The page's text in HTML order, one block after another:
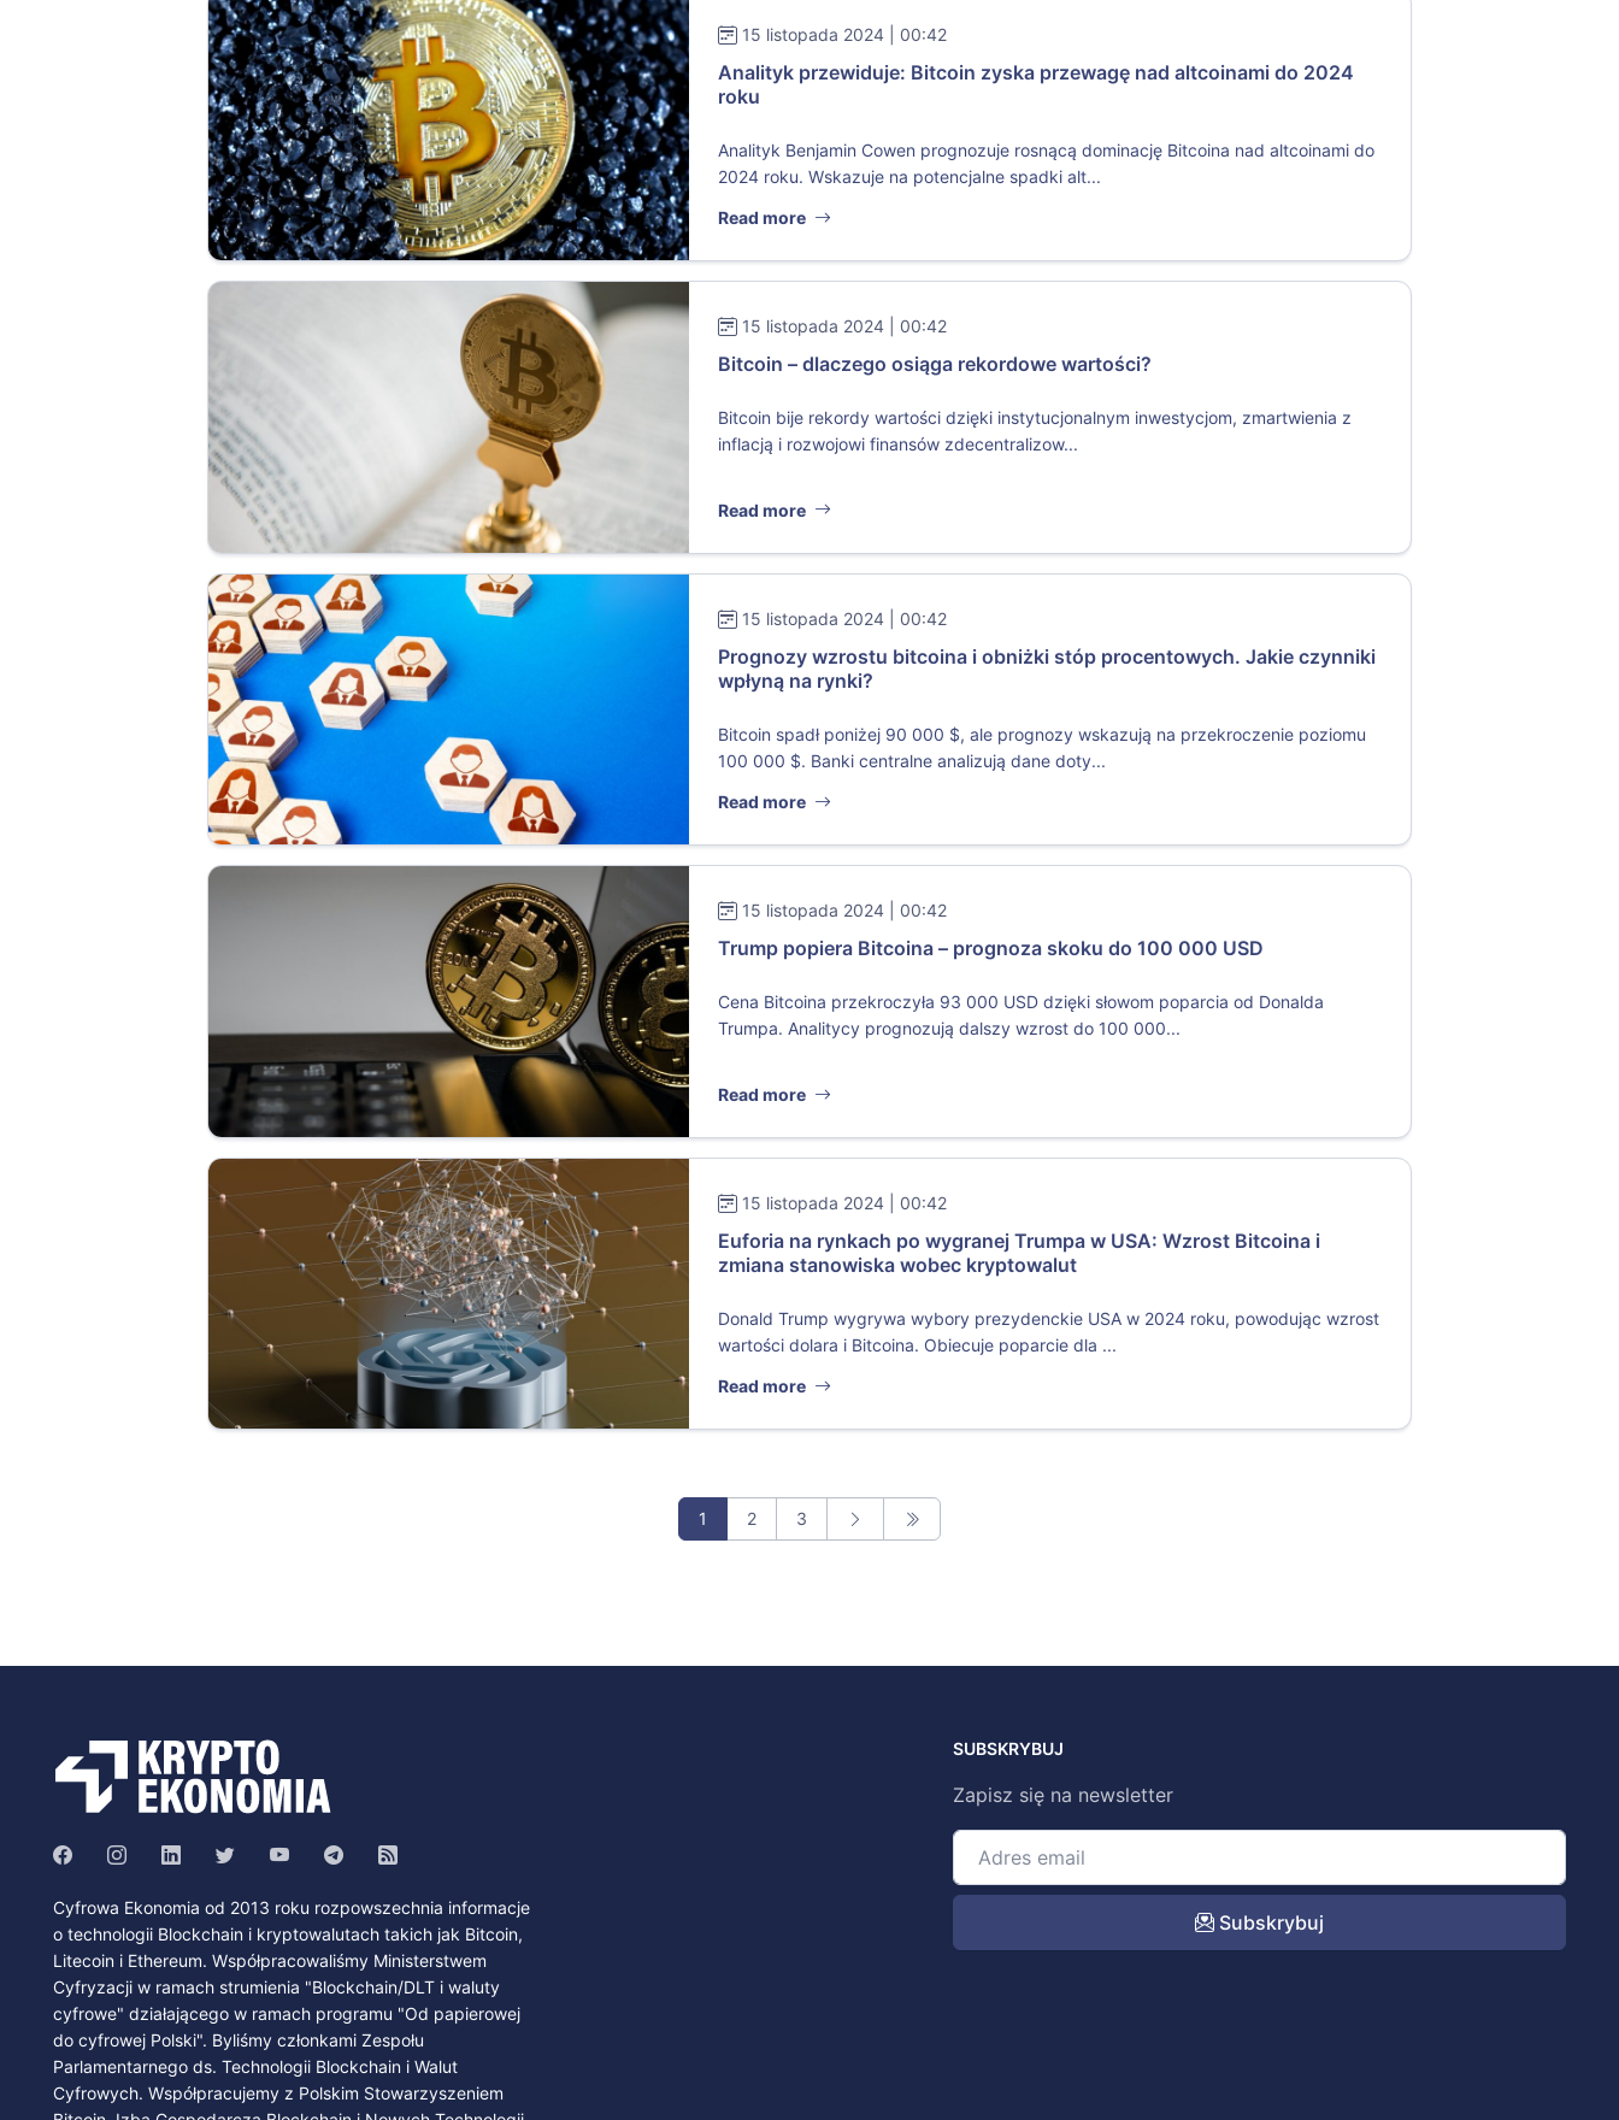
15 listopada 2024 | 00:42
Analityk przewiduje: Bitcoin zyska przewagę nad altcoinami do 2024
roku
Analityk Benjamin Cowen prognozuje rosnącą dominację Bitcoina nad altcoinami do
2024 roku. Wskazuje na potencjalne spadki alt...
Read more
15 listopada 2024 | 00:42
Bitcoin – dlaczego osiąga rekordowe wartości?
Bitcoin bije rekordy wartości dzięki instytucjonalnym inwestycjom, zmartwienia z
inflacją i rozwojowi finansów zdecentralizow...
Read more
15 listopada 2024 | 00:42
Prognozy wzrostu bitcoina i obniżki stóp procentowych. Jakie czynniki
wpłyną na rynki?
Bitcoin spadł poniżej 90 000 $, ale prognozy wskazują na przekroczenie poziomu
100 000 $. Banki centralne analizują dane doty...
Read more
15 listopada 2024 | 00:42
Trump popiera Bitcoina – prognoza skoku do 100 000 USD
Cena Bitcoina przekroczyła 93 000 USD dzięki słowom poparcia od Donalda
Trumpa. Analitycy prognozują dalszy wzrost do 100 000...
Read more
15 listopada 2024 | 00:42
Euforia na rynkach po wygranej Trumpa w USA: Wzrost Bitcoina i
zmiana stanowiska wobec kryptowalut
Donald Trump wygrywa wybory prezydenckie USA w 2024 roku, powodując wzrost
wartości dolara i Bitcoina. Obiecuje poparcie dla ...
Read more
1 2 3
Cyfrowa Ekonomia od 2013 roku rozpowszechnia informacje
o technologii Blockchain i kryptowalutach takich jak Bitcoin,
Litecoin i Ethereum. Współpracowaliśmy Ministerstwem
Cyfryzacji w ramach strumienia "Blockchain/DLT i waluty
cyfrowe" działającego w ramach programu "Od papierowej
do cyfrowej Polski". Byliśmy członkami Zespołu
Parlamentarnego ds. Technologii Blockchain i Walut
Cyfrowych. Współpracujemy z Polskim Stowarzyszeniem
SUBSKRYBUJ
Zapisz się na newsletter
Subskrybuj